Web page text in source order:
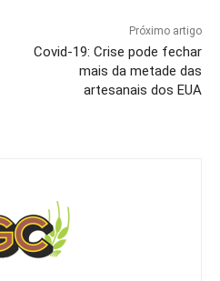
Próximo artigo
Covid-19: Crise pode fechar
mais da metade das
artesanais dos EUA